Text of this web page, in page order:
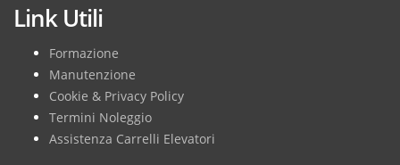
Link Utili
Formazione
Manutenzione
Cookie & Privacy Policy
Termini Noleggio
Assistenza Carrelli Elevatori